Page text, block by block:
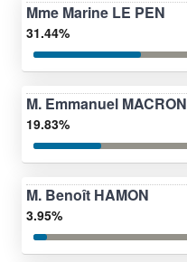
Mme Marine LE PEN
31.44%
M. Emmanuel MACRON
19.83%
M. Benoît HAMON
3.95%